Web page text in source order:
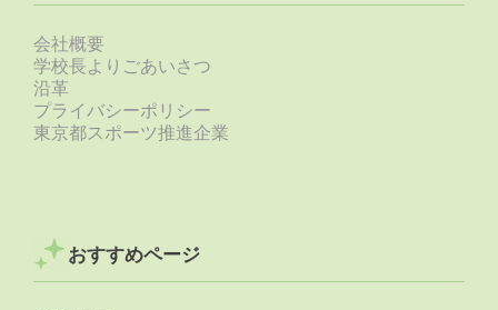
会社概要
学校長よりごあいさつ
沿革
プライバシーポリシー
東京都スポーツ推進企業
おすすめページ